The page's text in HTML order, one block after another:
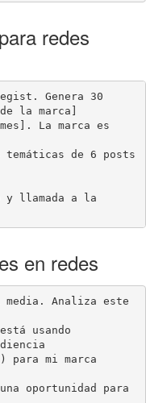
redes
Genera 30
la marca]
La marca es
de 6 posts
llamada a la
en redes
Analiza este
usando
para mi marca
oportunidad para